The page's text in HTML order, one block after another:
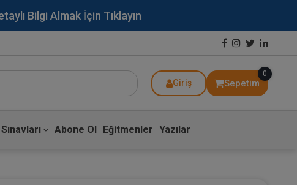
Bilgi Almak İçin Tıklayın
Giriş Sepetim
0
Abone Ol Eğitmenler Yazılar